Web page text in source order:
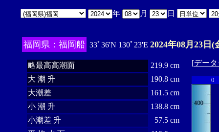
年 月 日
福岡県：福岡船 33ﾟ36'N 130ﾟ23'E 2024年08月23日(
略最高高潮面
219.9 cm
大 潮 升
190.8 cm
大潮差
161.5 cm
小 潮 升
138.8 cm
小潮差 升
57.5 cm
[デー
0